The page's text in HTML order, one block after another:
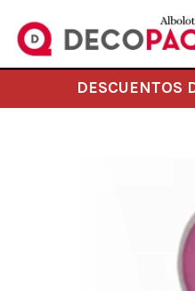
DESCUENTOS